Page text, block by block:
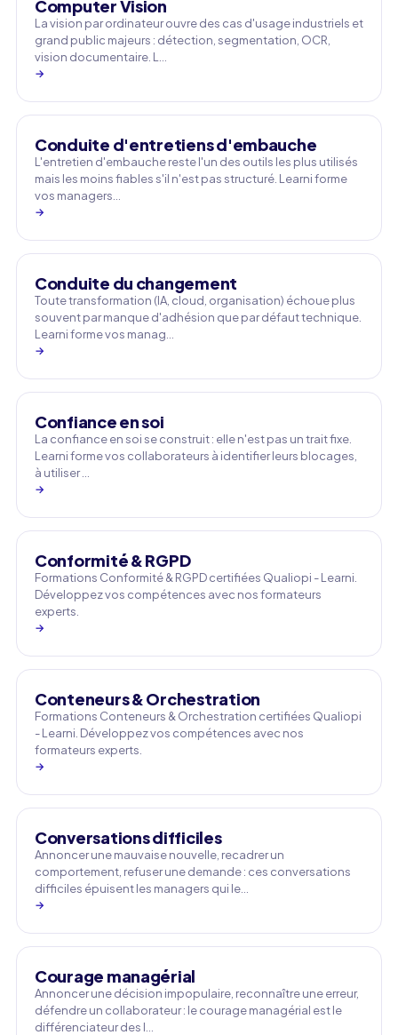
Computer Vision
La vision par ordinateur ouvre des cas d'usage industriels et
grand public majeurs : détection, segmentation, OCR,
vision documentaire. L…
→
Conduite d'entretiens d'embauche
L'entretien d'embauche reste l'un des outils les plus utilisés
mais les moins fiables s'il n'est pas structuré. Learni forme
vos managers…
→
Conduite du changement
Toute transformation (IA, cloud, organisation) échoue plus
souvent par manque d'adhésion que par défaut technique.
Learni forme vos manag…
→
Confiance en soi
La confiance en soi se construit : elle n'est pas un trait fixe.
Learni forme vos collaborateurs à identifier leurs blocages,
à utiliser …
→
Conformité & RGPD
Formations Conformité & RGPD certifiées Qualiopi - Learni.
Développez vos compétences avec nos formateurs
experts.
→
Conteneurs & Orchestration
Formations Conteneurs & Orchestration certifiées Qualiopi
- Learni. Développez vos compétences avec nos
formateurs experts.
→
Conversations difficiles
Annoncer une mauvaise nouvelle, recadrer un
comportement, refuser une demande : ces conversations
difficiles épuisent les managers qui le…
→
Courage managérial
Annoncer une décision impopulaire, reconnaître une erreur,
défendre un collaborateur : le courage managérial est le
différenciateur des l…